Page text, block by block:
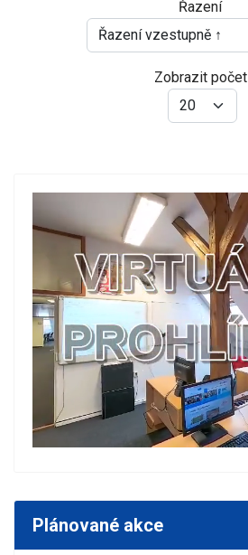
Řazení
Zobrazit počet
Plánované akce